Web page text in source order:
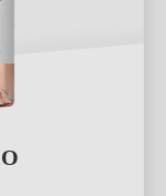
5 Sternen